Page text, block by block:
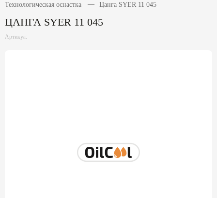
Технологическая оснастка
Цанга SYER 11 045
ЦАНГА SYER 11 045
Артикул: